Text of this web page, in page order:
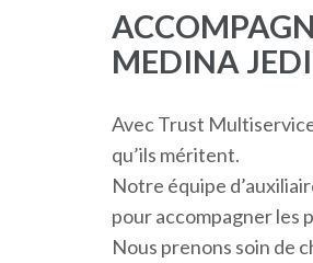
MEDINA
Avec Trust
qu’ils méritent.
Notre équipe
pour accompagner les
Nous prenons soin de